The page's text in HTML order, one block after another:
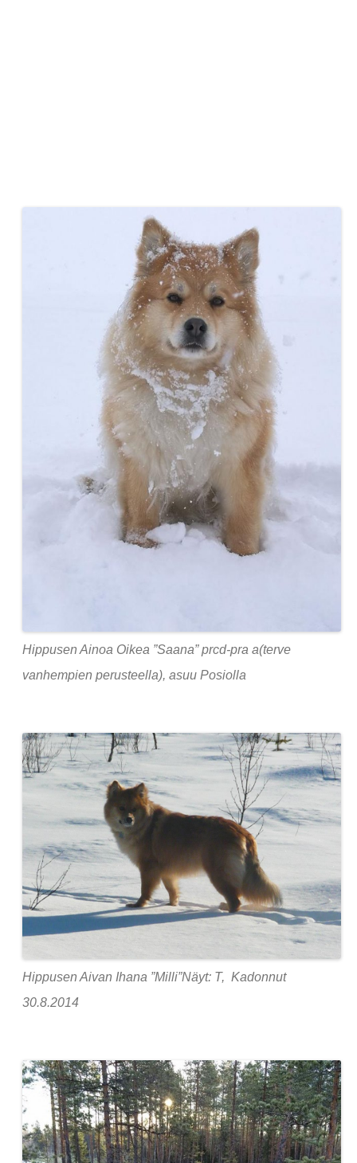
Hippusen Ainoa Oikea ”Saana” prcd-pra a(terve
vanhempien perusteella), asuu Posiolla
Hippusen Aivan Ihana ”Milli”Näyt: T, Kadonnut
30.8.2014